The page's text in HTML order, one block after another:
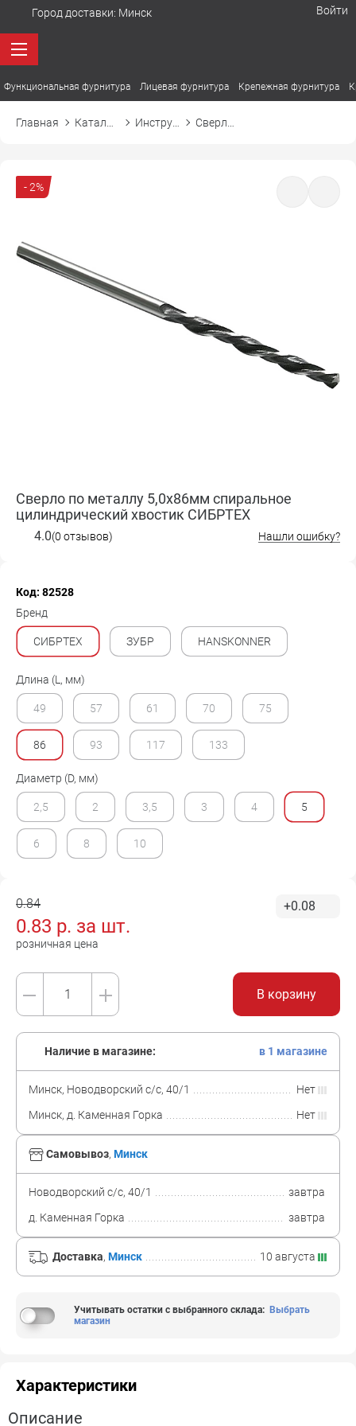
Город доставки: Минск Войти
Функциональная фурнитура Лицевая фурнитура Крепежная фурнитура
Главная
- 2%
Сверло по металлу 5,0х86мм спиральное
цилиндрический хвостик СИБРТЕХ
4.0(0 отзывов) Нашли ошибку?
Код: 82528
Бренд
СИБРТЕХ ЗУБР HANSKONNER
Длина (L, мм)
49 57 61 70 75
86 93 117 133
Диаметр (D, мм)
2,5 2 3,5 3 4 5
6 8 10
0.84
0.83 р. за шт.
розничная цена
+0.08
В корзину
Самовывоз, Минск
Новодворский с/с, 40/1
завтра
д. Каменная Горка
завтра
Доставка, Минск 10 августа
Наличие в магазине: в 1 магазине
Минск, Новодворский с/с, 40/1
Нет
Минск, д. Каменная Горка
Нет
Учитывать остатки с выбранного склада: Выбрать
магазин
Характеристики
Описание